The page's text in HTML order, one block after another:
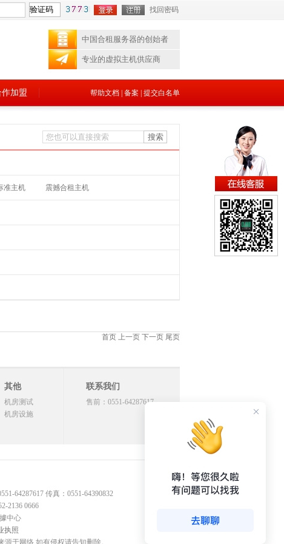
找回密码
中国合租服务器的创始者
专业的虚拟主机供应商
作加盟 帮助文档 备案 提交白名单
准主机 震撼合租主机
首页 上一页 下一页 尾页
其他
机房测试
机房设施
联系我们
售前：0551-64287617
64287617 传真：0551-64390832
2136 0666
中心
执照
于网络,如有侵权请告知删除。